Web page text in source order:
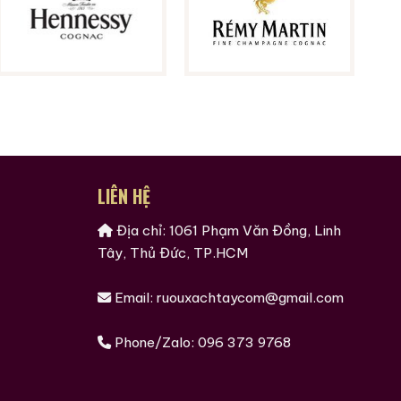
LIÊN HỆ
Địa chỉ: 1061 Phạm Văn Đồng, Linh
Tây, Thủ Đức, TP.HCM
Email: ruouxachtaycom@gmail.com
Phone/Zalo: 096 373 9768